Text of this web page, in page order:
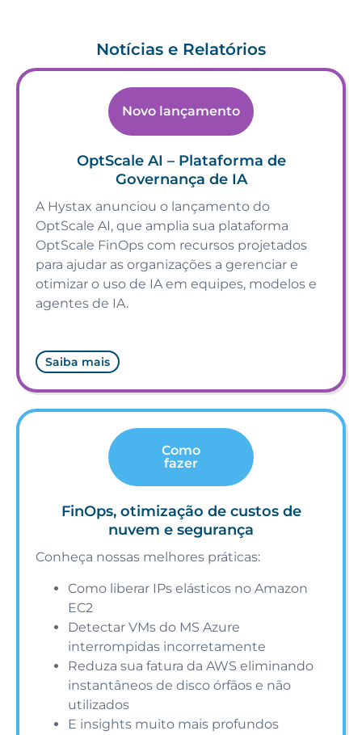
Notícias e Relatórios
Novo lançamento
OptScale AI – Plataforma de
Governança de IA
A Hystax anunciou o lançamento do
OptScale AI, que amplia sua plataforma
OptScale FinOps com recursos projetados
para ajudar as organizações a gerenciar e
otimizar o uso de IA em equipes, modelos e
agentes de IA.
Saiba mais
Como
fazer
FinOps, otimização de custos de
nuvem e segurança
Conheça nossas melhores práticas:
Como liberar IPs elásticos no Amazon
EC2
Detectar VMs do MS Azure
interrompidas incorretamente
Reduza sua fatura da AWS eliminando
instantâneos de disco órfãos e não
utilizados
E insights muito mais profundos